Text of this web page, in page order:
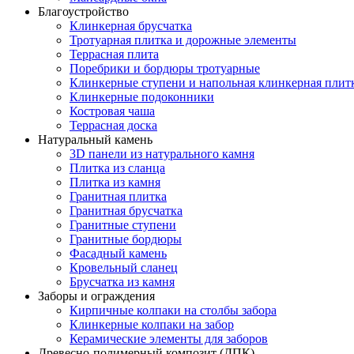
Благоустройство
Клинкерная брусчатка
Тротуарная плитка и дорожные элементы
Террасная плита
Поребрики и бордюры тротуарные
Клинкерные ступени и напольная клинкерная
Клинкерные подоконники
Костровая чаша
Террасная доска
Натуральный камень
3D панели из натурального камня
Плитка из сланца
Плитка из камня
Гранитная плитка
Гранитная брусчатка
Гранитные ступени
Гранитные бордюры
Фасадный камень
Кровельный сланец
Брусчатка из камня
Заборы и ограждения
Кирпичные колпаки на столбы забора
Клинкерные колпаки на забор
Керамические элементы для заборов